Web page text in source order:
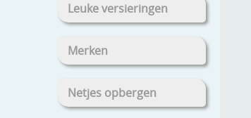
Leuke versieringen
Merken
Netjes opbergen